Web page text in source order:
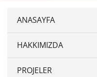
HAKKIMIZDA
PROJELER